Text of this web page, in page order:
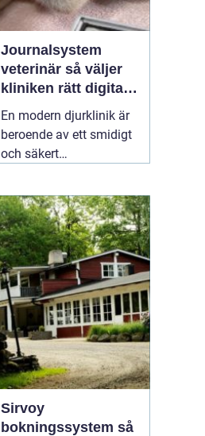
Journalsystem
veterinär så väljer
kliniken rätt digitalt
stöd
En modern djurklinik är
beroende av ett smidigt
och säkert
fungerande digitalt flöde
blir vardagen snabbt
rörig: dubbelbokningar,
svåröverskådliga
journaler och onödigt
administrativt arbete. Ett
03 april 2026
Sirvoy
bokningssystem så